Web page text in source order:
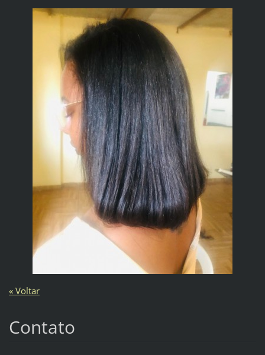
« Voltar
Contato